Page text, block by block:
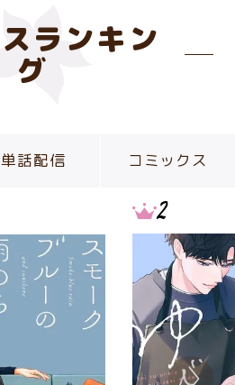
グ
単話配信 コミックス